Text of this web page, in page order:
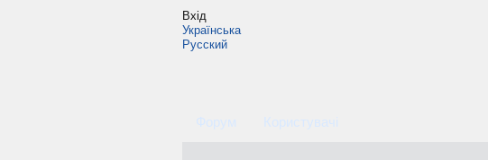
Вхід
Українська
Русский